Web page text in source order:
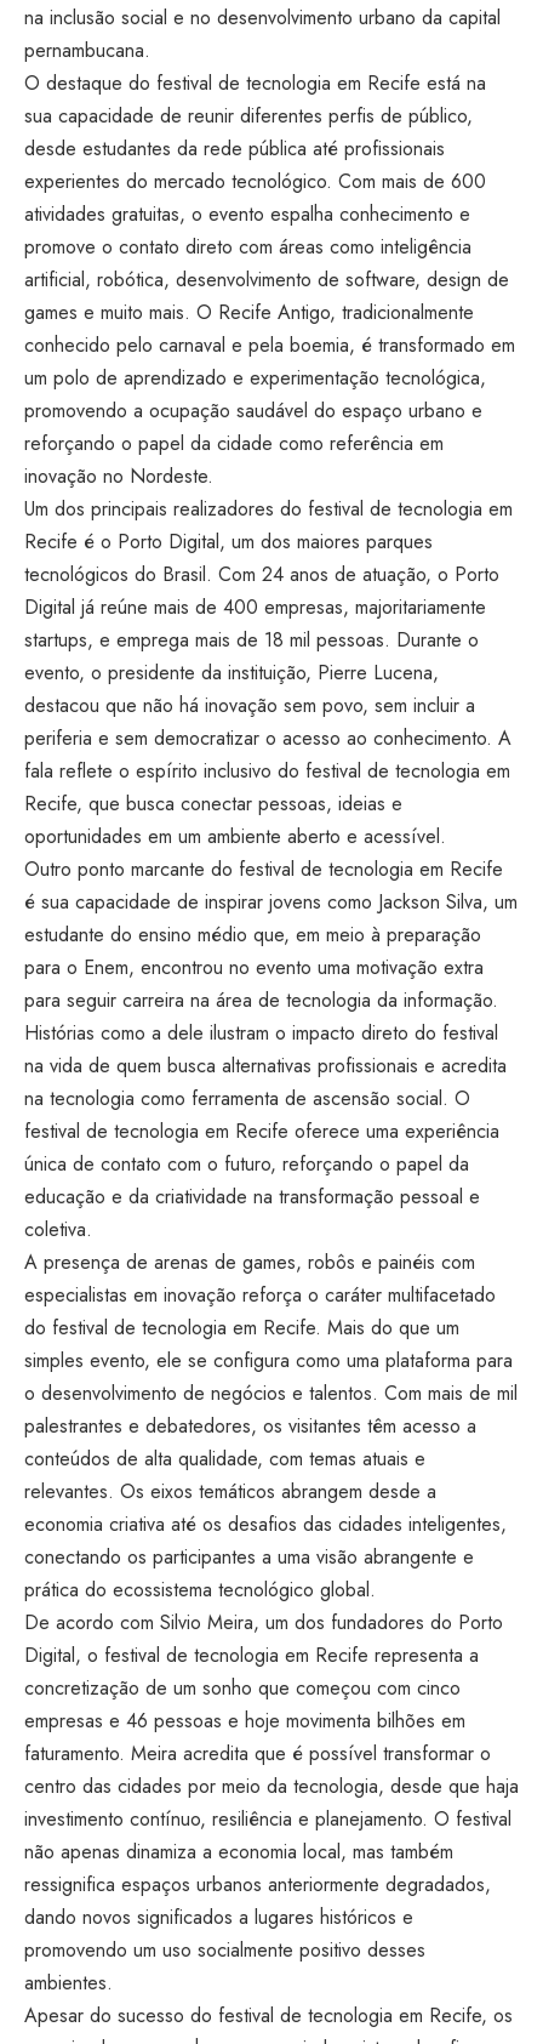
na inclusão social e no desenvolvimento urbano da capital
pernambucana.
O destaque do festival de tecnologia em Recife está na
sua capacidade de reunir diferentes perfis de público,
desde estudantes da rede pública até profissionais
experientes do mercado tecnológico. Com mais de 600
atividades gratuitas, o evento espalha conhecimento e
promove o contato direto com áreas como inteligência
artificial, robótica, desenvolvimento de software, design de
games e muito mais. O Recife Antigo, tradicionalmente
conhecido pelo carnaval e pela boemia, é transformado em
um polo de aprendizado e experimentação tecnológica,
promovendo a ocupação saudável do espaço urbano e
reforçando o papel da cidade como referência em
inovação no Nordeste.
Um dos principais realizadores do festival de tecnologia em
Recife é o Porto Digital, um dos maiores parques
tecnológicos do Brasil. Com 24 anos de atuação, o Porto
Digital já reúne mais de 400 empresas, majoritariamente
startups, e emprega mais de 18 mil pessoas. Durante o
evento, o presidente da instituição, Pierre Lucena,
destacou que não há inovação sem povo, sem incluir a
periferia e sem democratizar o acesso ao conhecimento. A
fala reflete o espírito inclusivo do festival de tecnologia em
Recife, que busca conectar pessoas, ideias e
oportunidades em um ambiente aberto e acessível.
Outro ponto marcante do festival de tecnologia em Recife
é sua capacidade de inspirar jovens como Jackson Silva, um
estudante do ensino médio que, em meio à preparação
para o Enem, encontrou no evento uma motivação extra
para seguir carreira na área de tecnologia da informação.
Histórias como a dele ilustram o impacto direto do festival
na vida de quem busca alternativas profissionais e acredita
na tecnologia como ferramenta de ascensão social. O
festival de tecnologia em Recife oferece uma experiência
única de contato com o futuro, reforçando o papel da
educação e da criatividade na transformação pessoal e
coletiva.
A presença de arenas de games, robôs e painéis com
especialistas em inovação reforça o caráter multifacetado
do festival de tecnologia em Recife. Mais do que um
simples evento, ele se configura como uma plataforma para
o desenvolvimento de negócios e talentos. Com mais de mil
palestrantes e debatedores, os visitantes têm acesso a
conteúdos de alta qualidade, com temas atuais e
relevantes. Os eixos temáticos abrangem desde a
economia criativa até os desafios das cidades inteligentes,
conectando os participantes a uma visão abrangente e
prática do ecossistema tecnológico global.
De acordo com Silvio Meira, um dos fundadores do Porto
Digital, o festival de tecnologia em Recife representa a
concretização de um sonho que começou com cinco
empresas e 46 pessoas e hoje movimenta bilhões em
faturamento. Meira acredita que é possível transformar o
centro das cidades por meio da tecnologia, desde que haja
investimento contínuo, resiliência e planejamento. O festival
não apenas dinamiza a economia local, mas também
ressignifica espaços urbanos anteriormente degradados,
dando novos significados a lugares históricos e
promovendo um uso socialmente positivo desses
ambientes.
Apesar do sucesso do festival de tecnologia em Recife, os